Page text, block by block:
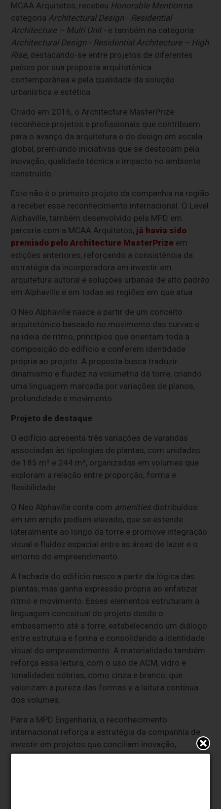
MCAA Arquitetos, recebeu Honorable Mentionna
categoria Architectural Design - Residential
Architecture – Multi Unit - e também na categoria
Architectural Design - Residential Architecture – High
Rise, destacando-se entre projetos de diferentes
países por sua proposta arquitetônica
contemporânea e pela qualidade da solução
urbanística e estética.
Criado em 2016, o Architecture MasterPrize
reconhece projetos e profissionais que contribuem
para o avanço da arquitetura e do design em escala
global, premiando iniciativas que se destacam pela
inovação, qualidade técnica e impacto no ambiente
construído.
Este não é o primeiro projeto da companhia na região
a receber esse reconhecimento internacional. O Level
Alphaville, também desenvolvido pela MPD em
parceria com a MCAA Arquitetos, já havia sido
premiado pelo Architecture MasterPrize em
edições anteriores, reforçando a consistência da
estratégia da incorporadora em investir em
arquitetura autoral e soluções urbanas de alto padrão
em Alphaville e em todas as regiões em que atua.
O Neo Alphaville nasce a partir de um conceito
arquitetônico baseado no movimento das curvas e
na ideia de ritmo, princípios que orientam toda a
composição do edifício e conferem identidade
própria ao projeto. A proposta busca traduzir
dinamismo e fluidez na volumetria da torre, criando
uma linguagem marcada por variações de planos,
profundidade e movimento.
Projeto de destaque
O edifício apresenta três variações de varandas
associadas às tipologias de plantas, com unidades
de 185 m² e 244 m², organizadas em volumes que
exploram a relação entre proporção, forma e
flexibilidade.
O Neo Alphaville conta com amenities distribuídos
em um amplo podium elevado, que se estende
lateralmente ao longo da torre e promove integração
visual e fluidez espacial entre as áreas de lazer e o
entorno do empreendimento.
A fachada do edifício nasce a partir da lógica das
plantas, mas ganha expressão própria ao enfatizar
ritmo e movimento. Esses elementos estruturam a
linguagem conceitual do projeto desde o
embasamento até a torre, estabelecendo um diálogo
entre estrutura e forma e consolidando a identidade
visual do empreendimento. A materialidade também
reforça essa leitura, com o uso de ACM, vidro e
tonalidades sóbrias, como cinza e branco, que
valorizam a pureza das formas e a leitura contínua
dos volumes.
Para a MPD Engenharia, o reconhecimento
internacional reforça a estratégia da companhia de
investir em projetos que conciliam inovação,
qualidade construtiva e integração com o entorno